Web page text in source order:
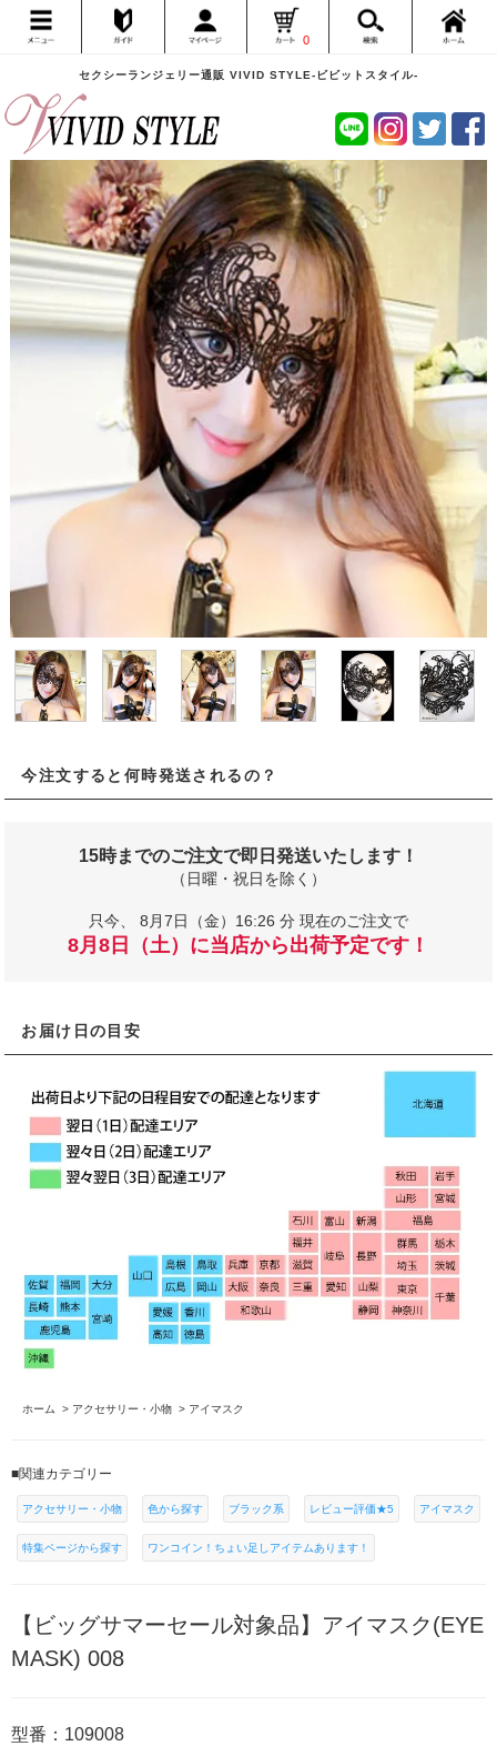
セクシーランジェリー通販 VIVID STYLE-ビビットスタイル-
0
今注文すると何時発送されるの？
15時までのご注文で即日発送いたします！
（日曜・祝日を除く）
只今、 8月7日（金）16:26 分 現在のご注文で
8月8日（土）に当店から出荷予定です！
お届け日の目安
ホーム > アクセサリー・小物 > アイマスク
■関連カテゴリー
アクセサリー・小物 色から探す ブラック系 レビュー評価★5 アイマスク
特集ページから探す ワンコイン！ちょい足しアイテムあります！
【ビッグサマーセール対象品】アイマスク(EYE
MASK) 008
型番：109008